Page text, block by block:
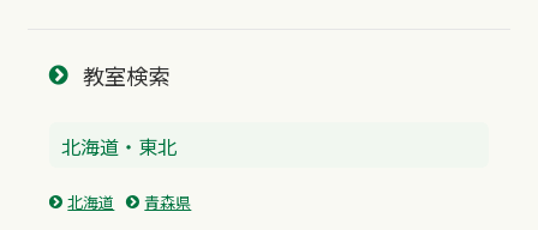
教室検索
北海道・東北
北海道 青森県